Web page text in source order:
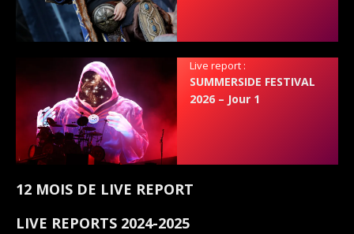
Live report :
SUMMERSIDE FESTIVAL
2026 – Jour 1
12 MOIS DE LIVE REPORT
LIVE REPORTS 2024-2025